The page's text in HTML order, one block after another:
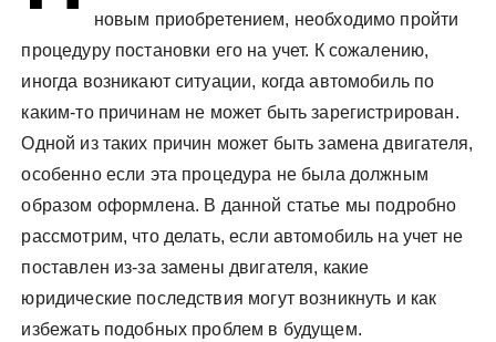
новым приобретением, необходимо пройти
процедуру постановки его на учет. К сожалению,
иногда возникают ситуации, когда автомобиль по
каким-то причинам не может быть зарегистрирован.
Одной из таких причин может быть замена двигателя,
особенно если эта процедура не была должным
образом оформлена. В данной статье мы подробно
рассмотрим, что делать, если автомобиль на учет не
поставлен из-за замены двигателя, какие
юридические последствия могут возникнуть и как
избежать подобных проблем в будущем.